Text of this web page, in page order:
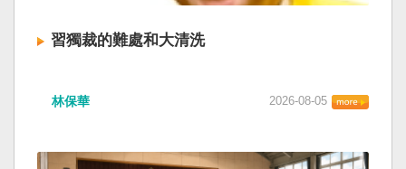
習獨裁的難處和大清洗
林保華 2026-08-05